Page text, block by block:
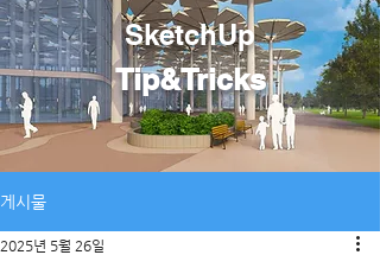
SketchUp
Tip&Tricks
게시물
2025년 5월 26일